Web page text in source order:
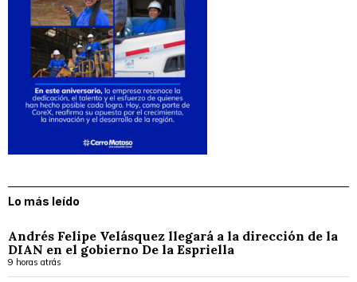
Lo más leído
Andrés Felipe Velásquez llegará a la dirección de la
DIAN en el gobierno De la Espriella
9 horas atrás